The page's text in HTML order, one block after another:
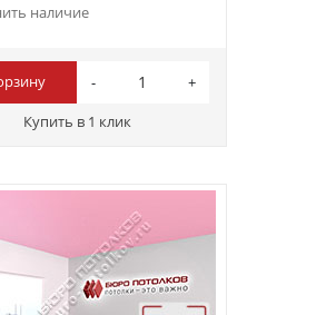
наличие
Купить в 1 клик